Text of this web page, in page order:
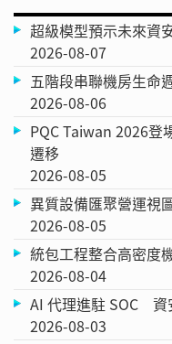
超級模型預示未來資
2026-08-07
五階段串聯機房生
2026-08-06
PQC Taiwan 2026
遷移
2026-08-05
異質設備匯聚營運
2026-08-05
統包工程整合高密
2026-08-04
AI 代理進駐 SOC 資
2026-08-03